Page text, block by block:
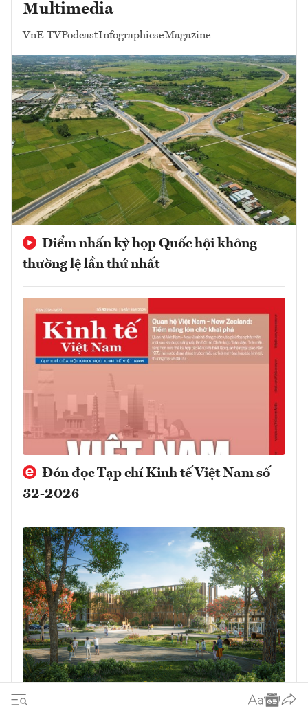
Multimedia
VnE TVPodcastInfographicseMagazine
Điểm nhấn kỳ họp Quốc hội không
thường lệ lần thứ nhất
Đón đọc Tạp chí Kinh tế Việt Nam số
32-2026
Chủ tịch Edison Schools: Eco Retreat